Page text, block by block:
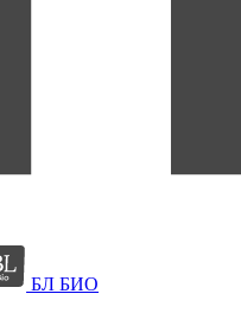
БЛ БИО